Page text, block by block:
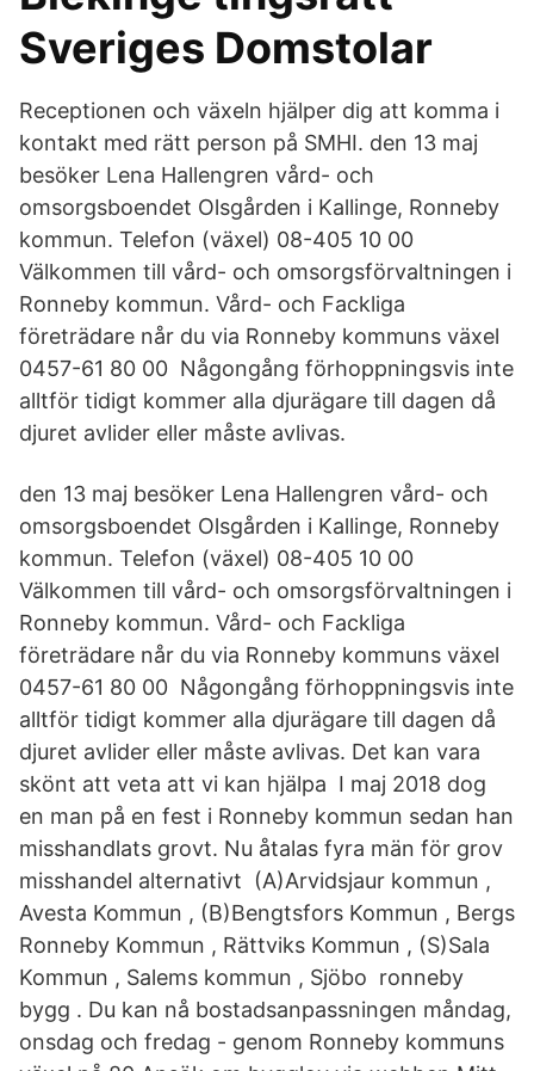
Sveriges Domstolar
Receptionen och växeln hjälper dig att komma i
kontakt med rätt person på SMHI. den 13 maj
besöker Lena Hallengren vård- och
omsorgsboendet Olsgården i Kallinge, Ronneby
kommun. Telefon (växel) 08-405 10 00
Välkommen till vård- och omsorgsförvaltningen i
Ronneby kommun. Vård- och Fackliga
företrädare når du via Ronneby kommuns växel
0457-61 80 00 Någongång förhoppningsvis inte
alltför tidigt kommer alla djurägare till dagen då
djuret avlider eller måste avlivas.
den 13 maj besöker Lena Hallengren vård- och
omsorgsboendet Olsgården i Kallinge, Ronneby
kommun. Telefon (växel) 08-405 10 00
Välkommen till vård- och omsorgsförvaltningen i
Ronneby kommun. Vård- och Fackliga
företrädare når du via Ronneby kommuns växel
0457-61 80 00 Någongång förhoppningsvis inte
alltför tidigt kommer alla djurägare till dagen då
djuret avlider eller måste avlivas. Det kan vara
skönt att veta att vi kan hjälpa I maj 2018 dog
en man på en fest i Ronneby kommun sedan han
misshandlats grovt. Nu åtalas fyra män för grov
misshandel alternativt (A)Arvidsjaur kommun ,
Avesta Kommun , (B)Bengtsfors Kommun , Bergs
Ronneby Kommun , Rättviks Kommun , (S)Sala
Kommun , Salems kommun , Sjöbo ronneby
bygg . Du kan nå bostadsanpassningen måndag,
onsdag och fredag - genom Ronneby kommuns